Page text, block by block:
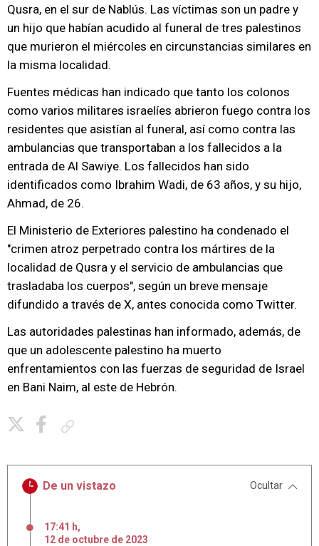
Qusra, en el sur de Nablús. Las víctimas son un padre y
un hijo que habían acudido al funeral de tres palestinos
que murieron el miércoles en circunstancias similares en
la misma localidad.
Fuentes médicas han indicado que tanto los colonos
como varios militares israelíes abrieron fuego contra los
residentes que asistían al funeral, así como contra las
ambulancias que transportaban a los fallecidos a la
entrada de Al Sawiye. Los fallecidos han sido
identificados como Ibrahim Wadi, de 63 años, y su hijo,
Ahmad, de 26.
El Ministerio de Exteriores palestino ha condenado el
"crimen atroz perpetrado contra los mártires de la
localidad de Qusra y el servicio de ambulancias que
trasladaba los cuerpos", según un breve mensaje
difundido a través de X, antes conocida como Twitter.
Las autoridades palestinas han informado, además, de
que un adolescente palestino ha muerto
enfrentamientos con las fuerzas de seguridad de Israel
en Bani Naim, al este de Hebrón.
De un vistazo Ocultar
17:41 h,
12 de octubre de 2023